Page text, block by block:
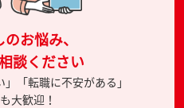
お悩み、
談ください
」「転職に不安がある」
大歓迎！